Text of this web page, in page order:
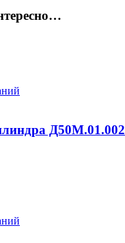
Д50М.01.002